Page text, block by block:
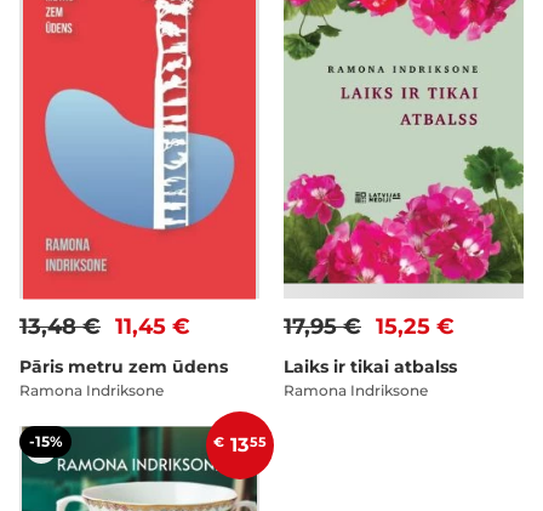
11,45 €
13,48 €
Pāris metru zem ūdens
Ramona Indriksone
15,25 €
17,95 €
Laiks ir tikai atbalss
Ramona Indriksone
-15% € 1355